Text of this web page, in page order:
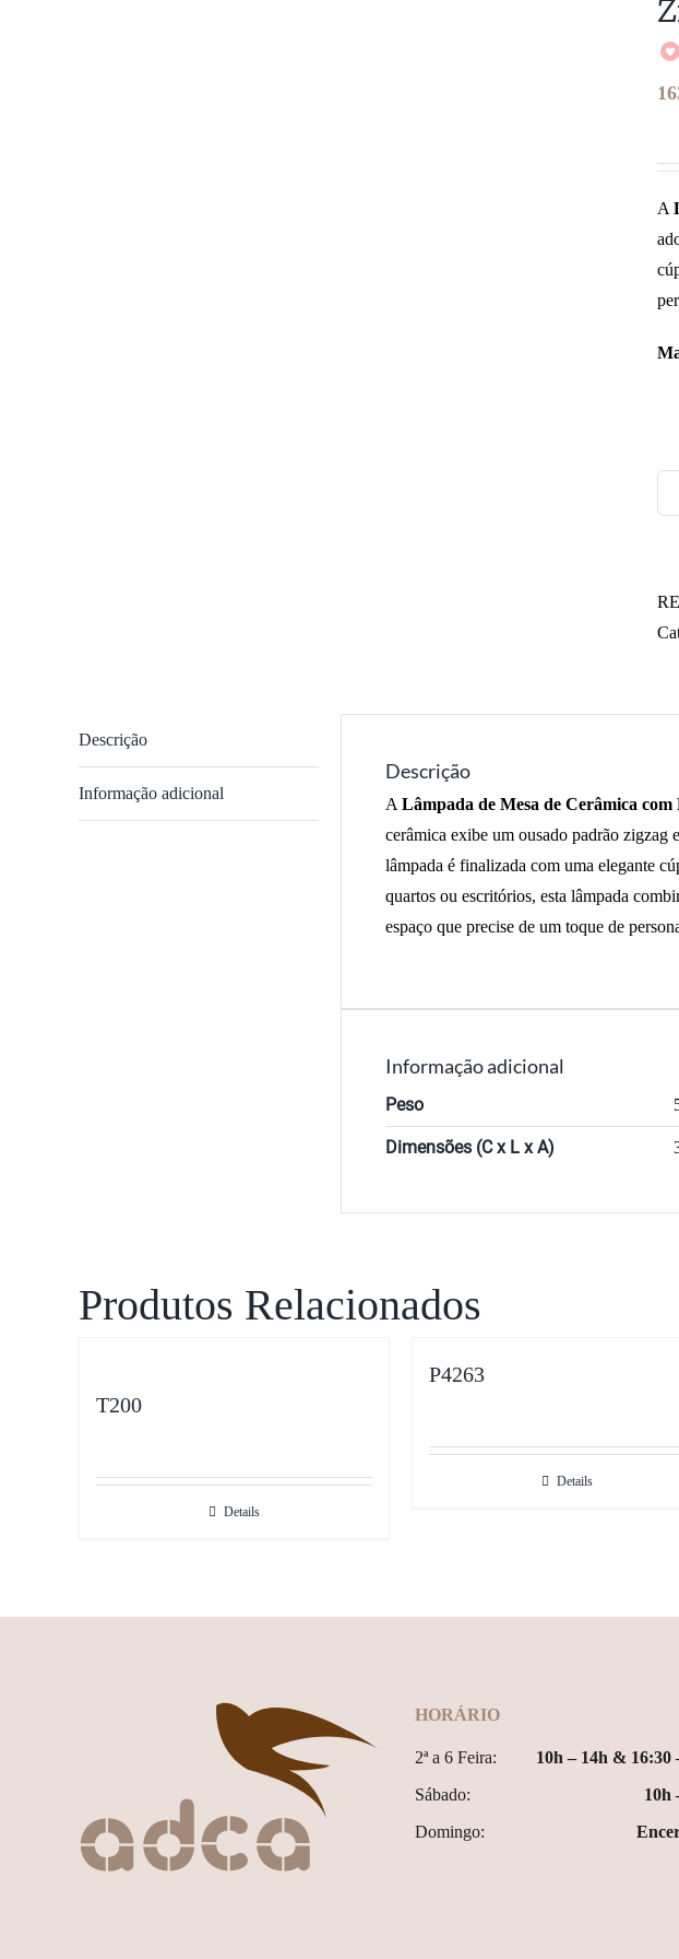
A
Descrição
Informação adicional
Descrição
A Lâmpada de Mesa de Cerâmica com
cerâmica exibe um ousado padrão
lâmpada é finalizada com uma elegante
quartos ou escritórios, esta lâmpada
espaço que precise de um toque de
Informação adicional
Peso
Dimensões (C x L x A)
Produtos Relacionados
T200
Details
P4263
Details
HORÁRIO
2ª a 6 Feira:
10h – 14h & 16:30
Sábado:
10h
Domingo: